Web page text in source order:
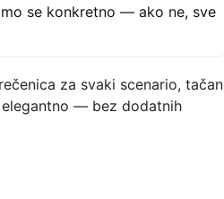
se konkretno — ako ne, sve
za svaki scenario, tačan
— bez dodatnih